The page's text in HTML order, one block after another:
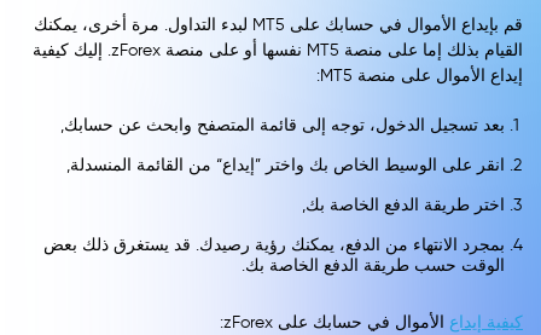
قم بإيداع الأموال في حسابك على MT5 لبدء التداول. مرة أخرى، يمكنك
القيام بذلك إما على منصة MT5 نفسها أو على منصة zForex. إليك كيفية
إيداع الأموال على منصة MT5:
بعد تسجيل الدخول، توجه إلى قائمة المتصفح وابحث عن حسابك,
انقر على الوسيط الخاص بك واختر ”إيداع“ من القائمة المنسدلة,
اختر طريقة الدفع الخاصة بك,
بمجرد الانتهاء من الدفع، يمكنك رؤية رصيدك. قد يستغرق ذلك بعض
الوقت حسب طريقة الدفع الخاصة بك.
كيفية إيداع الأموال في حسابك على zForex: